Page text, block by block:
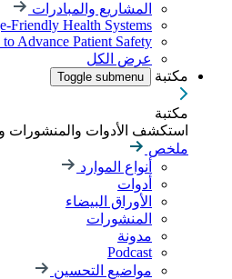
المشاريع والمبادرات
Friendly Health Systems
Advance Patient Safety
عرض الكل
مكتبة
Toggle submenu
مكتبة
استكشف الأدوات والمنشورات
ملخص
أنواع الموارد
أدوات
الأوراق البيضاء
المنشورات
مدونة
Podcast
مواضيع التحسين